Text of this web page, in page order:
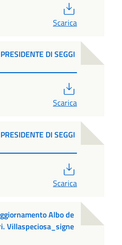
Scarica
DI SEGGI
Scarica
DI SEGGI
Scarica
Albo de
Villaspeciosa_signe